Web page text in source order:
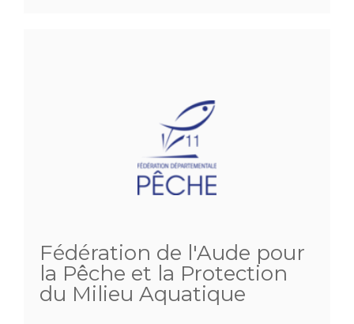
Fédération de l'Aude pour
la Pêche et la Protection
du Milieu Aquatique